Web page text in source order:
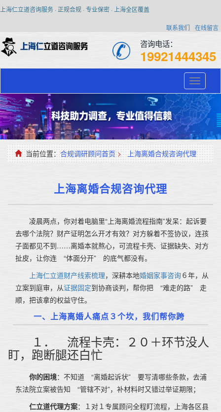
上海仁立道咨询服务 · 正规合规 · 专业保密 · 上海全区覆盖
联系我们 在线留言
咨询电话：
19921444345
Toggle
当前位置：合规调研顾问首页 > 上海离婚合规咨询代理
上海离婚合规咨询代理
凌晨两点，你对着电脑里“上海离婚流程指南”发呆：起诉要
去哪个法院？财产证明怎么开才有效？对方躲着不签协议，连孩
子面都见不到……离婚本就熬心，可流程卡壳、证据缺失、对方
扯皮，让你连　“体面分开”　的底气都没有。
上海仁立道财产线索梳理，深耕本地婚姻家事咨询６年，从
立案到庭审，从证据固定到协商谈判，帮你把　“难走的路”　走
顺，把该拿的权益守住。
一、上海离婚人痛点３个坎，我们帮你跨
１．　流程卡壳：２０＋环节没人
盯，跑断腿还白忙
你的困境：不知道 “离婚起诉状” 要写清哪些条款，去浦
东法院立案被告知 “管辖不对”，补材料时又错过举证期限；
仁立道代理方案：１对１专属顾问全程盯流程，上海各区县